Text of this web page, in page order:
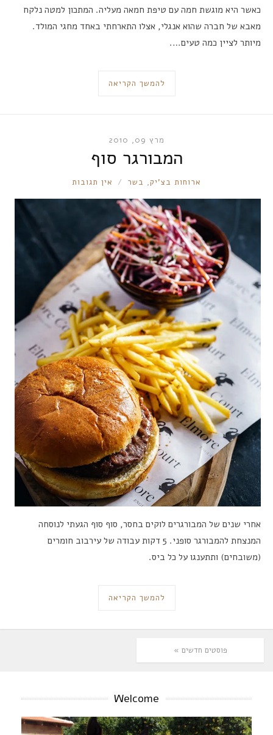
כאשר היא מוגשת חמה עם טיפת חמאה מעליה. המתכון למטה נלקח
מאבא של חברה שהוא אנגלי, אצלו התארחתי באחד מחגי המולד.
מיותר לציין כמה טעים….
להמשך הקריאה
מרץ 09, 2010
המבורגר סוף
RONNIE
ארוחות בצ'יק, בשר אין תגובות
אחרי שנים של המבורגרים לוקים בחסר, סוף סוף הגעתי לנוסחה
המנצחת להמבורגר סופני. 5 דקות עבודה של עירבוב חומרים
(משובחים) ותתענגו על כל ביס.
להמשך הקריאה
פוסטים חדשים »
Welcome